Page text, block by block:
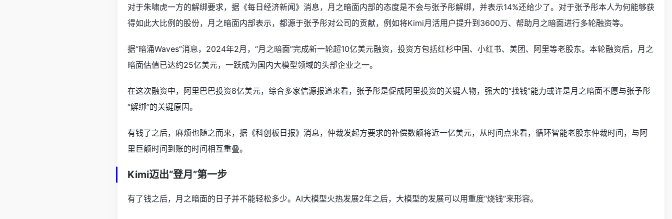
对于朱啸虎一方的解绑要求，据《每日经济新闻》消息，月之暗面内部的态度是不会与张予彤解绑，并表示14%还给少了。对于张予彤本人为何能够获
得如此大比例的股份，月之暗面内部表示，都源于张予彤对公司的贡献，例如将Kimi月活用户提升到3600万、帮助月之暗面进行多轮融资等。
据“暗涌Waves”消息，2024年2月，“月之暗面”完成新一轮超10亿美元融资，投资方包括红杉中国、小红书、美团、阿里等老股东。本轮融资后，月之
暗面估值已达约25亿美元，一跃成为国内大模型领域的头部企业之一。
在这次融资中，阿里巴巴投资8亿美元，综合多家信源报道来看，张予彤是促成阿里投资的关键人物，强大的“找钱”能力或许是月之暗面不愿与张予彤
“解绑”的关键原因。
有钱了之后，麻烦也随之而来，据《科创板日报》消息，仲裁发起方要求的补偿数额将近一亿美元，从时间点来看，循环智能老股东仲裁时间，与阿
里巨额时间到账的时间相互重叠。
Kimi迈出“登月”第一步
有了钱之后，月之暗面的日子并不能轻松多少。AI大模型火热发展2年之后，大模型的发展可以用重度“烧钱”来形容。